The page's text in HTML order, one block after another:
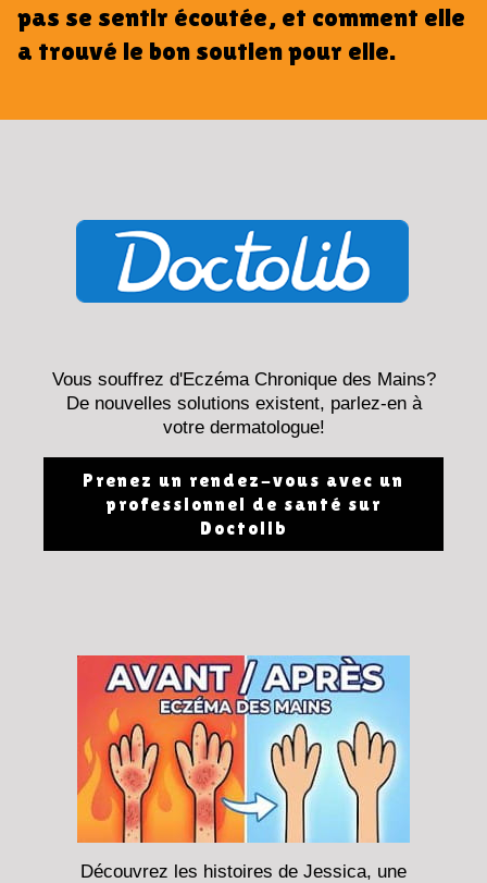
pas se sentir écoutée, et comment elle
a trouvé le bon soutien pour elle.
Vous souffrez d'Eczéma Chronique des Mains?
De nouvelles solutions existent, parlez-en à
votre dermatologue!
Prenez un rendez-vous avec un
professionnel de santé sur
Doctolib
Découvrez les histoires de Jessica, une